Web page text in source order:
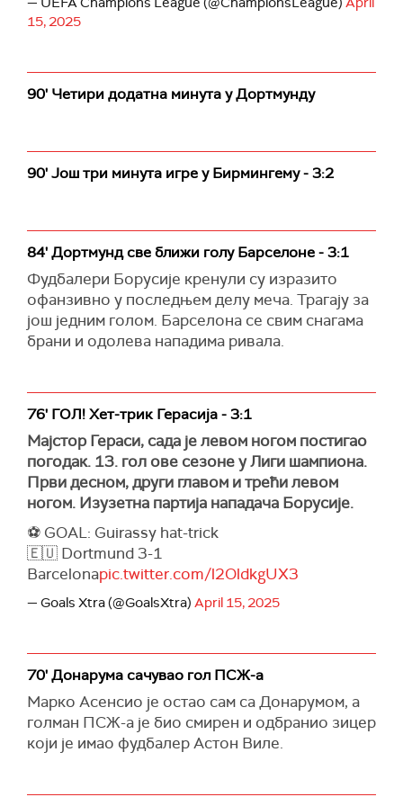
15, 2025
90' Четири додатна минута у Дортмунду
90' Још три минута игре у Бирмингему - 3:2
84' Дортмунд све ближи голу Барселоне - 3:1
Фудбалери Борусије кренули су изразито
офанзивно у последњем делу меча. Трагају за
још једним голом. Барселона се свим снагама
брани и одолева нападима ривала.
76' ГОЛ! Хет-трик Герасија - 3:1
Мајстор Гераси, сада је левом ногом постигао
погодак. 13. гол ове сезоне у Лиги шампиона.
Први десном, други главом и трећи левом
ногом. Изузетна партија нападача Борусије.
⚽️ GOAL: Guirassy hat-trick
🇪🇺 Dortmund 3-1
Barcelonapic.twitter.com/l2OldkgUX3
— Goals Xtra (@GoalsXtra) April 15, 2025
70' Донарума сачувао гол ПСЖ-а
Марко Асенсио је остао сам са Донарумом, а
голман ПСЖ-а је био смирен и одбранио зицер
који је имао фудбалер Астон Виле.